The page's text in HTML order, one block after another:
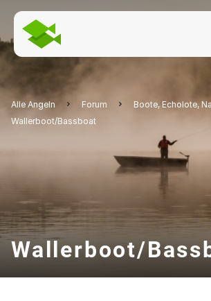
Alle Angeln Forum
Boote, Echolote,
Wallerboot/Bassboat
Wallerboot/